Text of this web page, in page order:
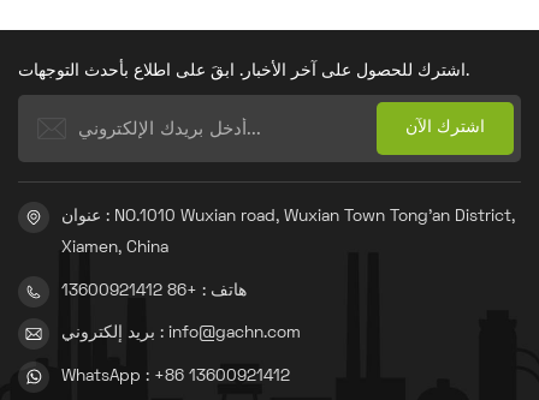
اشترك للحصول على آخر الأخبار. ابقَ على اطلاع بأحدث التوجهات.
عنوان : NO.1010 Wuxian road, Wuxian Town Tong'an District,
Xiamen, China
هاتف : +86 13600921412
بريد إلكتروني : info@gachn.com
WhatsApp : +86 13600921412